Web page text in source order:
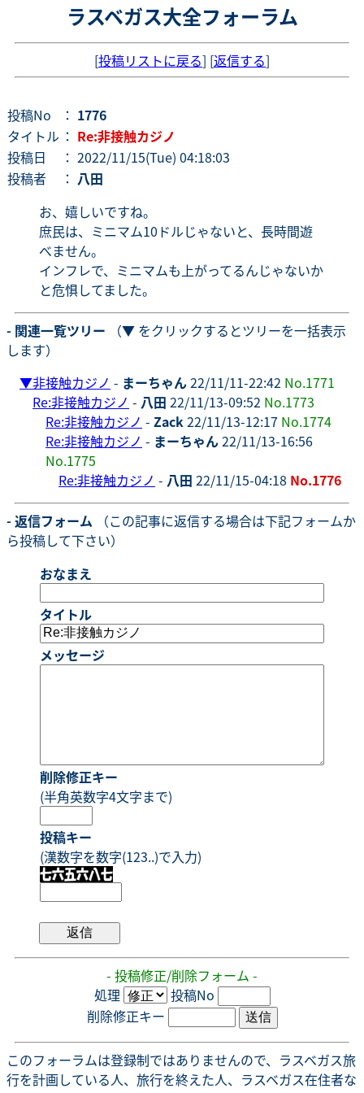
ラスベガス大全フォーラム
[投稿リストに戻る] [返信する]
投稿No ： 1776
タイトル ： Re:非接触カジノ
投稿日
： 2022/11/15(Tue) 04:18:03
投稿者
： 八田
お、嬉しいですね。
庶民は、ミニマム10ドルじゃないと、長時間遊
べません。
インフレで、ミニマムも上がってるんじゃないか
と危惧してました。
- 関連一覧ツリー （▼ をクリックするとツリーを一括表示
します）
▼非接触カジノ - まーちゃん22/11/11-22:42 No.1771
Re:非接触カジノ - 八田 22/11/13-09:52 No.1773
Re:非接触カジノ - Zack22/11/13-12:17 No.1774
Re:非接触カジノ - まーちゃん22/11/13-16:56
No.1775
Re:非接触カジノ - 八田 22/11/15-04:18 No.1776
- 返信フォーム （この記事に返信する場合は下記フォームか
ら投稿して下さい）
おなまえ
タイトル
メッセージ
削除修正キー
(半角英数字4文字まで)
投稿キー
(漢数字を数字(123..)で入力)
- 投稿修正/削除フォーム -
処理
投稿No
削除修正キー
このフォーラムは登録制ではありませんので、ラスベガス旅
行を計画している人、旅行を終えた人、ラスベガス在住者な